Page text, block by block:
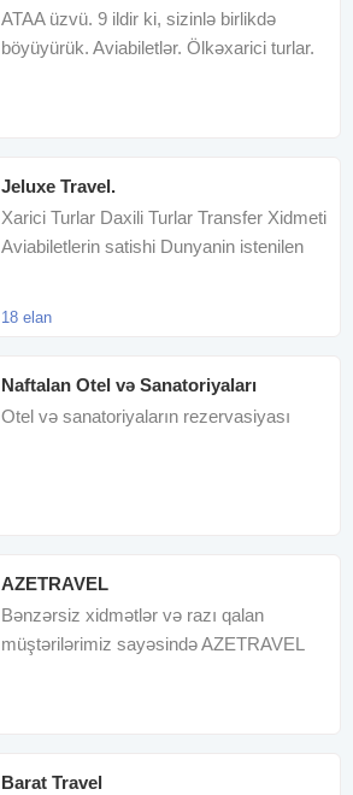
ATAA üzvü. 9 ildir ki, sizinlə birlikdə
böyüyürük. Aviabiletlər. Ölkəxarici turlar.
Jeluxe Travel.
Xarici Turlar Daxili Turlar Transfer Xidmeti
Aviabiletlerin satishi Dunyanin istenilen
18 elan
Naftalan Otel və Sanatoriyaları
Otel və sanatoriyaların rezervasiyası
AZETRAVEL
Bənzərsiz xidmətlər və razı qalan
müştərilərimiz sayəsində AZETRAVEL
Barat Travel